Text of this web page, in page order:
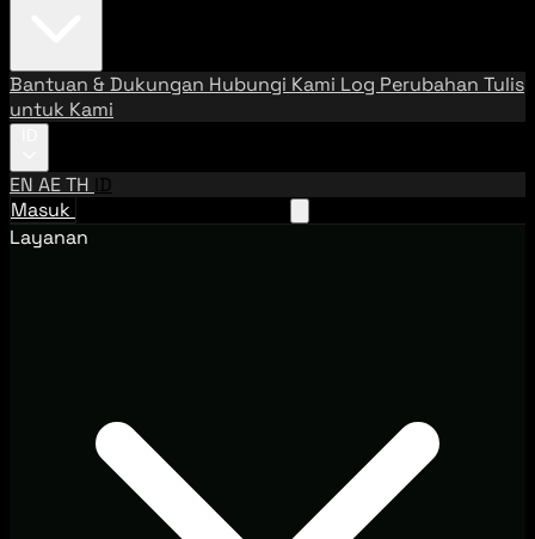
Bantuan & Dukungan Hubungi Kami Log Perubahan Tulis
untuk Kami
EN AETH ID
Masuk
Layanan